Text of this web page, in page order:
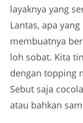
layaknya yang
Lantas, apa
membuatnya
loh sobat. Kita
dengan topping
Sebut saja
atau bahkan